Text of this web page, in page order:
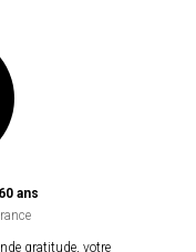
ans
gratitude, votre